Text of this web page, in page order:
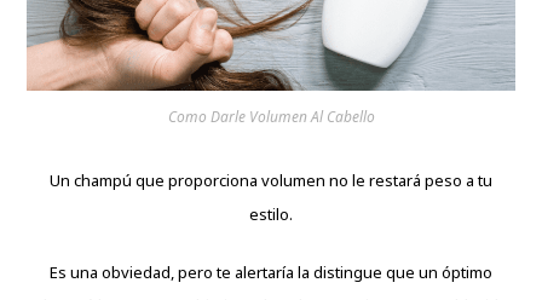
Como Darle Volumen Al Cabello
Un champú que proporciona volumen no le restará peso a tu
estilo.
Es una obviedad, pero te alertaría la distingue que un óptimo